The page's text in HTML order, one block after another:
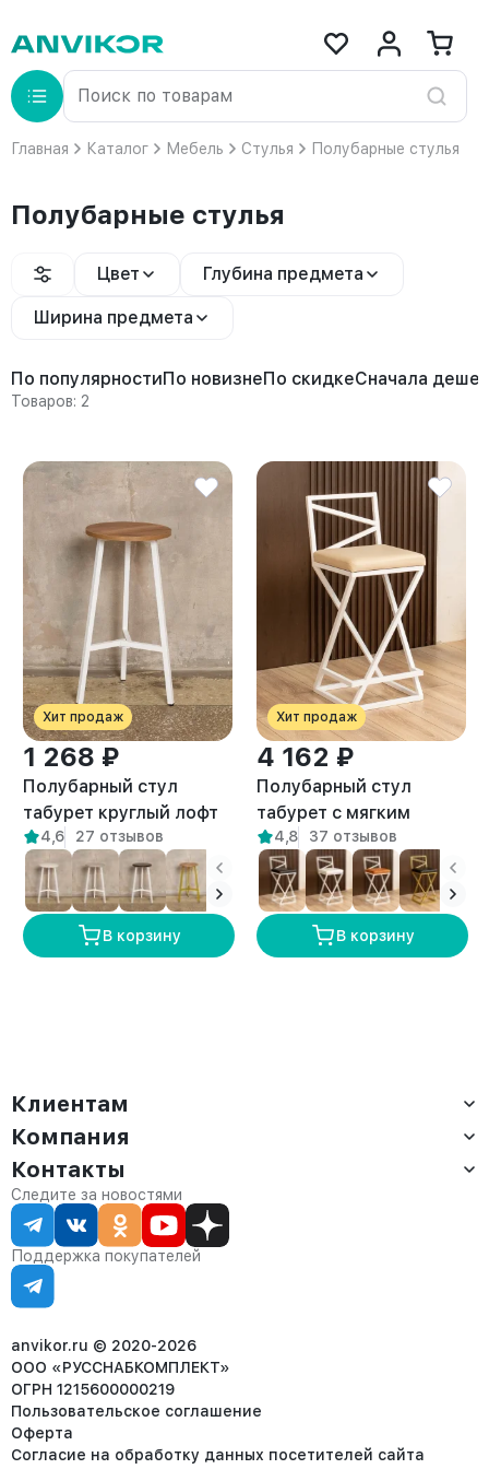
Главная Каталог Мебель Стулья Полубарные стулья
Полубарные стулья
Цвет Глубина предмета
Ширина предмета
По популярностиПо новизнеПо скидкеСначала
Товаров: 2
Хит продаж
1 268 ₽
Полубарный стул
табурет круглый лофт
Эна белый/амаретто
4,6 27 отзывов
В корзину
Хит продаж
4 162 ₽
Полубарный стул
табурет с мягким
сиденьем Тахо белый/
бежевый
4,8 37 отзывов
В корзину
Клиентам
Доставка
Оплата
Сервис
Статус заказа
Статьи
Компания
О компании
Контакты
Партнёрам
Контакты
Отдел продаж:
8 (800) 234-22-62
corp@anvikor.ru
Ежедневно, с 7:00-19:00 (МСК)
Отдел рекламации:
8 (953) 455-25-61
Следите за новостями
Поддержка покупателей
anvikor.ru © 2020-2026
ООО «РУССНАБКОМПЛЕКТ»
ОГРН 1215600000219
Пользовательское соглашение
Оферта
Согласие на обработку данных посетителей сайта